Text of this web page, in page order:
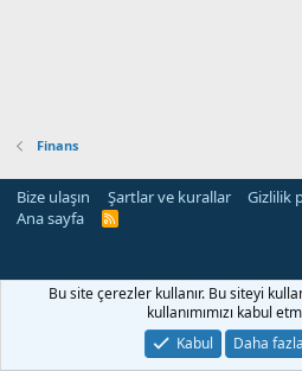
Finans
Bize ulaşın Şartlar ve kurallar Gizlilik
Ana sayfa
R
Bu site çerezler kullanır. Bu siteyi
kullanımımızı kabul
Kabul
Daha